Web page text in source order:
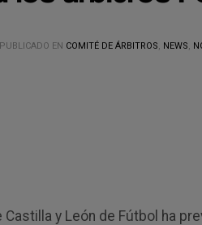
PUBLICADO EN COMITÉ DE ÁRBITROS, NEWS,
y León de Fútbol ha